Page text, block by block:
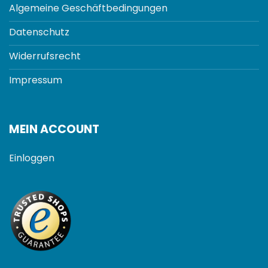
Algemeine Geschäftbedingungen
Datenschutz
Widerrufsrecht
Impressum
MEIN ACCOUNT
Einloggen